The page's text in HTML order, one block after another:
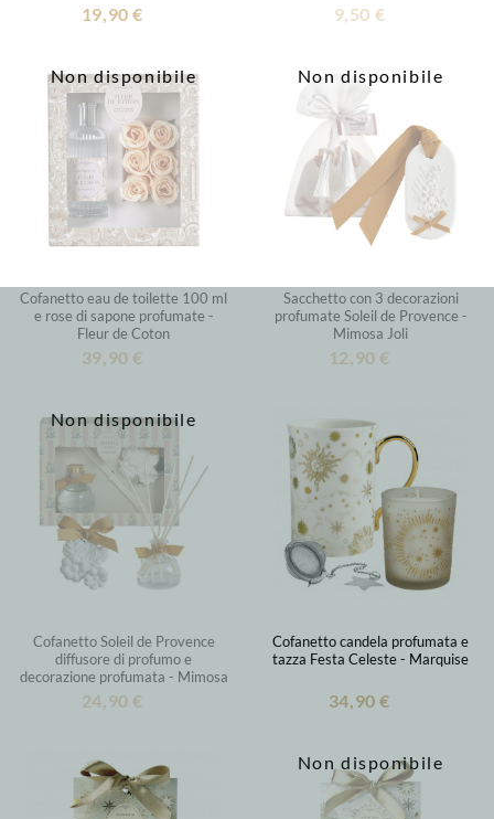
19,90 € 9,50 €
Non disponibile
Cofanetto eau de toilette 100 ml
e rose di sapone profumate -
Fleur de Coton
39,90 €
Non disponibile
Sacchetto con 3 decorazioni
profumate Soleil de Provence -
Mimosa Joli
12,90 €
Non disponibile
Cofanetto Soleil de Provence
diffusore di profumo e
decorazione profumata - Mimosa
Joli
24,90 €
Cofanetto candela profumata e
tazza Festa Celeste - Marquise
34,90 €
Non disponibile